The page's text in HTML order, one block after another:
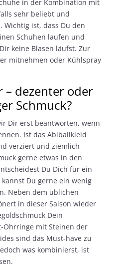
in der Kombination mit
sehr beliebt und
Wichtig ist, dass Du den
Schuhen laufen und
keine Blasen läufst. Zur
mitnehmen oder Kühlspray
– dezenter oder
Schmuck?
Dir erst beantworten, wenn
Ist das Abiballkleid
verziert und ziemlich
gerne etwas in den
Du Dich für ein
Du gerne ein wenig
Neben dem üblichen
in dieser Saison wieder
Dein
Ohrringe mit Steinen der
sind das Must-have zu
was kombinierst, ist